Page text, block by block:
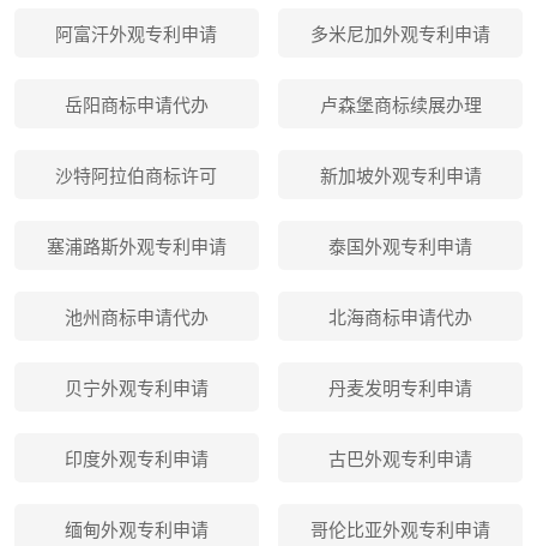
阿富汗外观专利申请 多米尼加外观专利申请
岳阳商标申请代办 卢森堡商标续展办理
沙特阿拉伯商标许可 新加坡外观专利申请
塞浦路斯外观专利申请 泰国外观专利申请
池州商标申请代办 北海商标申请代办
贝宁外观专利申请 丹麦发明专利申请
印度外观专利申请 古巴外观专利申请
缅甸外观专利申请 哥伦比亚外观专利申请